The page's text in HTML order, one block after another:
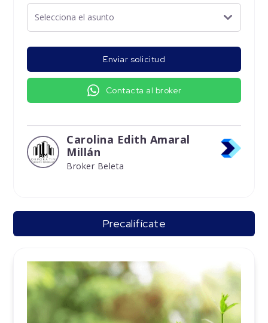
Enviar solicitud
Contacta al broker
Carolina Edith Amaral
Millán
Broker Beleta
Precalifícate